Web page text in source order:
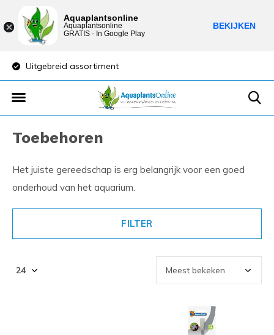
assortiment
Toebehoren
Het juiste gereedschap is erg belangrijk voor een goed
onderhoud van het aquarium.
FILTER
Aquaplantsonline
Aquaplantsonline
GRATIS - In Google Play
BEKIJKEN